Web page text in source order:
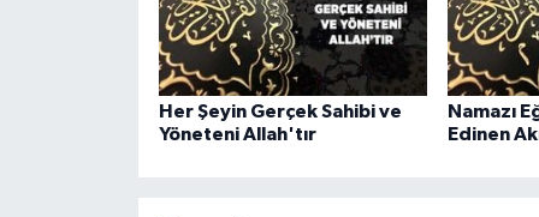
Her Şeyin Gerçek Sahibi ve
Yöneteni Allah'tır
Namazı
Edinen
Kahramanmaraş Müftülüğü
Karabük Müftülüğü